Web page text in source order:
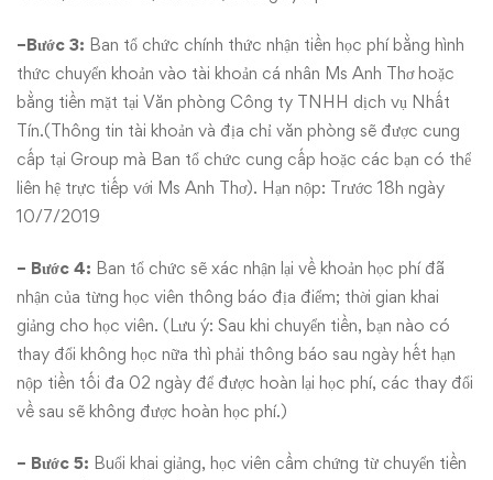
−Bước 3: Ban tổ chức chính thức nhận tiền học phí bằng hình
thức chuyển khoản vào tài khoản cá nhân Ms Anh Thơ hoặc
bằng tiền mặt tại Văn phòng Công ty TNHH dịch vụ Nhất
Tín.(Thông tin tài khoản và địa chỉ văn phòng sẽ được cung
cấp tại Group mà Ban tổ chức cung cấp hoặc các bạn có thể
liên hệ trực tiếp với Ms Anh Thơ). Hạn nộp: Trước 18h ngày
10/7/2019
− Bước 4: Ban tổ chức sẽ xác nhận lại về khoản học phí đã
nhận của từng học viên thông báo địa điểm; thời gian khai
giảng cho học viên. (Lưu ý: Sau khi chuyển tiền, bạn nào có
thay đổi không học nữa thì phải thông báo sau ngày hết hạn
nộp tiền tối đa 02 ngày để được hoàn lại học phí, các thay đổi
về sau sẽ không được hoàn học phí.)
− Bước 5: Buổi khai giảng, học viên cầm chứng từ chuyển tiền